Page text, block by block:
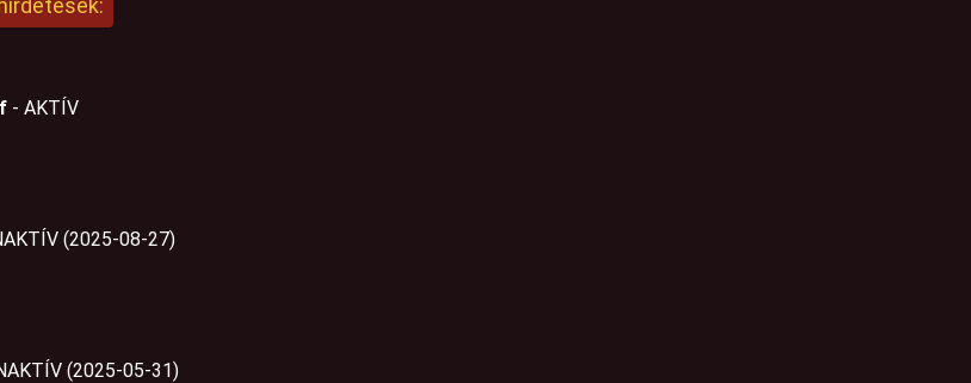
- AKTÍV
(2025-08-27)
(2025-05-31)